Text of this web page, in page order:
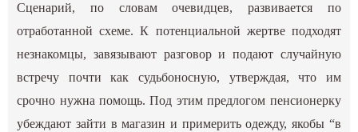
Сценарий, по словам очевидцев, развивается по
отработанной схеме. К потенциальной жертве подходят
незнакомцы, завязывают разговор и подают случайную
встречу почти как судьбоносную, утверждая, что им
срочно нужна помощь. Под этим предлогом пенсионерку
убеждают зайти в магазин и примерить одежду, якобы “в